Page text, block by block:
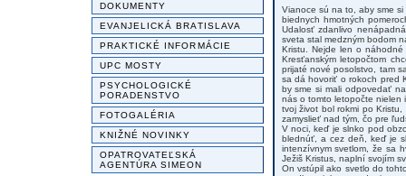
DOKUMENTY
EVANJELICKÁ BRATISLAVA
PRAKTICKÉ INFORMÁCIE
UPC MOSTY
PSYCHOLOGICKÉ
PORADENSTVO
FOTOGALÉRIA
KNIŽNÉ NOVINKY
OPATROVATEĽSKÁ
AGENTÚRA SIMEON
Vianoce sú na to, aby sme
biednych hmotných
Udalosť zdanlivo
sveta stal medzným bodom
Kristu. Nejde len o náhodné
Kresťanským letopočtom
prijaté nové posolstvo, tam
sa dá hovoriť o rokoch pred
by sme si mali odpovedať
nás o tomto letopočte nielen
tvoj život bol rokmi po
zamyslieť nad tým, čo pre
V noci, keď je slnko pod
blednúť, a cez deň, keď je
intenzívnym svetlom, že sa
Ježiš Kristus, naplní svojím
On vstúpil ako svetlo do